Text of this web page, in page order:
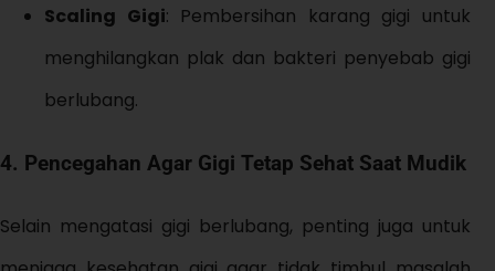
Scaling Gigi: Pembersihan karang gigi untuk
menghilangkan plak dan bakteri penyebab gigi
berlubang.
4. Pencegahan Agar Gigi Tetap Sehat Saat Mudik
Selain mengatasi gigi berlubang, penting juga untuk